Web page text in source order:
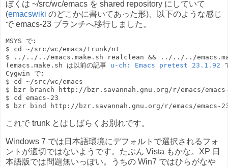
ぼくは ~/src/wc/emacs を shared repository にしていて
(emacswiki のどこかに書いてあった形)、以下のような感じ
で emacs-23 ブランチへ移行しました。
MSYS で:
$ cd ~/src/wc/emacs/trunk/nt
$ ../../../emacs.make.sh realclean && ../../../
(emacs.make.sh は以前の記事 u-ch: Emacs pretest 23.1.92
Cygwin で:
$ cd ~/src/wc/emacs
$ bzr branch http://bzr.savannah.gnu.org/r/emacs/emacs-
$ cd emacs-23
$ bzr bind http://bzr.savannah.gnu.org/r/emacs/emacs-
これで trunk とはしばらくお別れです。
Windows 7 では日本語環境にデフォルトで選択されるフォ
ントが適切ではないようです。たぶん Vista もかな。XP 日
本語版では問題無いっぽい。うちの Win7 ではひらがなや